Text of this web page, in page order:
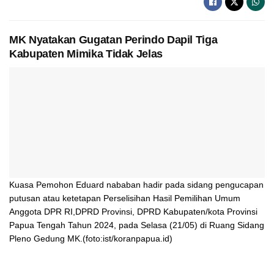
MK Nyatakan Gugatan Perindo Dapil Tiga
Kabupaten Mimika Tidak Jelas
Kuasa Pemohon Eduard nababan hadir pada sidang pengucapan
putusan atau ketetapan Perselisihan Hasil Pemilihan Umum
Anggota DPR RI,DPRD Provinsi, DPRD Kabupaten/kota Provinsi
Papua Tengah Tahun 2024, pada Selasa (21/05) di Ruang Sidang
Pleno Gedung MK.(foto:ist/koranpapua.id)